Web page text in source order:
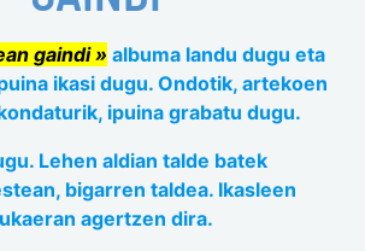
gaindi » albuma landu dugu eta
ikasi dugu. Ondotik, artekoen
ipuina grabatu dugu.
Lehen aldian talde batek
bigarren taldea. Ikasleen
agertzen dira.